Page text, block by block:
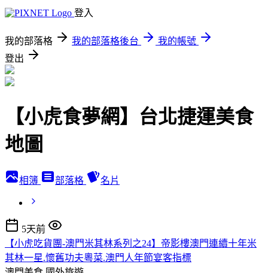
登入
我的部落格 我的部落格後台
我的帳號
登出
【小虎食夢網】台北捷運美食
地圖
相簿 部落格 名片
5天前
【小虎吃貨團-澳門米其林系列之24】帝影樓澳門連續十年米
其林一星.懷舊功夫粵菜.澳門人年節宴客指標